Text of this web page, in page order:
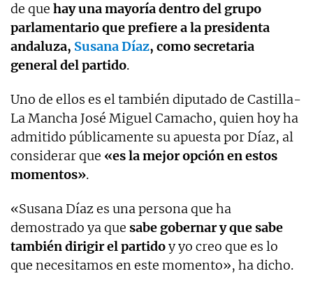
de que hay una mayoría dentro del grupo
parlamentario que prefiere a la presidenta
andaluza, Susana Díaz, como secretaria
general del partido.
Uno de ellos es el también diputado de Castilla-
La Mancha José Miguel Camacho, quien hoy ha
admitido públicamente su apuesta por Díaz, al
considerar que «es la mejor opción en estos
momentos».
«Susana Díaz es una persona que ha
demostrado ya que sabe gobernar y que sabe
también dirigir el partidoy yo creo que es lo
que necesitamos en este momento», ha dicho.